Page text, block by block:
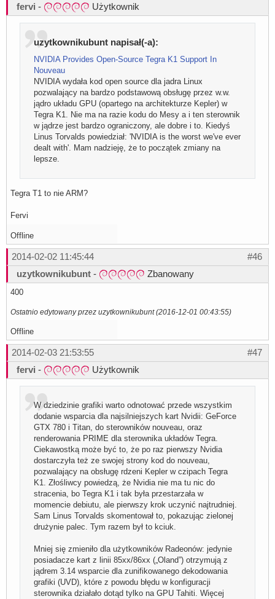
fervi - Użytkownik
uzytkownikubunt napisał(-a):
NVIDIA Provides Open-Source Tegra K1 Support In
Nouveau
NVIDIA wydała kod open source dla jadra Linux
pozwalający na bardzo podstawową obsługę przez w.w.
jądro układu GPU (opartego na architekturze Kepler) w
Tegra K1. Nie ma na razie kodu do Mesy a i ten sterownik
w jądrze jest bardzo ograniczony, ale dobre i to. Kiedyś
Linus Torvalds powiedział: 'NVIDIA is the worst we've ever
dealt with'. Mam nadzieję, że to początek zmiany na
lepsze.
Tegra T1 to nie ARM?
Fervi
Offline
#46
2014-02-02 11:45:44
uzytkownikubunt - Zbanowany
400
Ostatnio edytowany przez uzytkownikubunt (2016-12-01 00:43:55)
Offline
#47
2014-02-03 21:53:55
fervi - Użytkownik
W dziedzinie grafiki warto odnotować przede wszystkim
dodanie wsparcia dla najsilniejszych kart Nvidii: GeForce
GTX 780 i Titan, do sterowników nouveau, oraz
renderowania PRIME dla sterownika układów Tegra.
Ciekawostką może być to, że po raz pierwszy Nvidia
dostarczyła też ze swojej strony kod do nouveau,
pozwalający na obsługę rdzeni Kepler w czipach Tegra
K1. Złośliwcy powiedzą, że Nvidia nie ma tu nic do
stracenia, bo Tegra K1 i tak była przestarzała w
momencie debiutu, ale pierwszy krok uczynić najtrudniej.
Sam Linus Torvalds skomentował to, pokazując zielonej
drużynie palec. Tym razem był to kciuk.
Mniej się zmieniło dla użytkowników Radeonów: jedynie
posiadacze kart z linii 85xx/86xx („Oland”) otrzymują z
jądrem 3.14 wsparcie dla zunifikowanego dekodowania
grafiki (UVD), które z powodu błędu w konfiguracji
sterownika działało dotąd tylko na GPU Tahiti. Więcej